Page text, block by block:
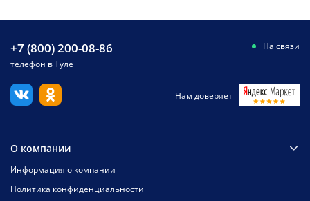
+7 (800) 200-08-86
телефон в Туле
На связи
Нам доверяет
О компании
Информация о компании
Политика конфиденциальности